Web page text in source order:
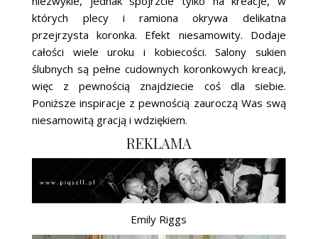
których plecy i ramiona okrywa delikatna
przejrzysta koronka. Efekt niesamowity. Dodaje
całości wiele uroku i kobiecości. Salony sukien
ślubnych są pełne cudownych koronkowych kreacji,
więc z pewnością znajdziecie coś dla siebie.
Poniższe inspiracje z pewnością zauroczą Was swą
niesamowitą gracją i wdziękiem.
REKLAMA
Emily Riggs